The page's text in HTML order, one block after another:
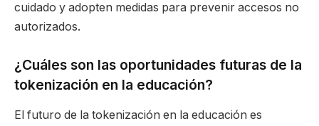
cuidado y adopten medidas para prevenir accesos no
autorizados.
¿Cuáles son las oportunidades futuras de la
tokenización en la educación?
El futuro de la tokenización en la educación es